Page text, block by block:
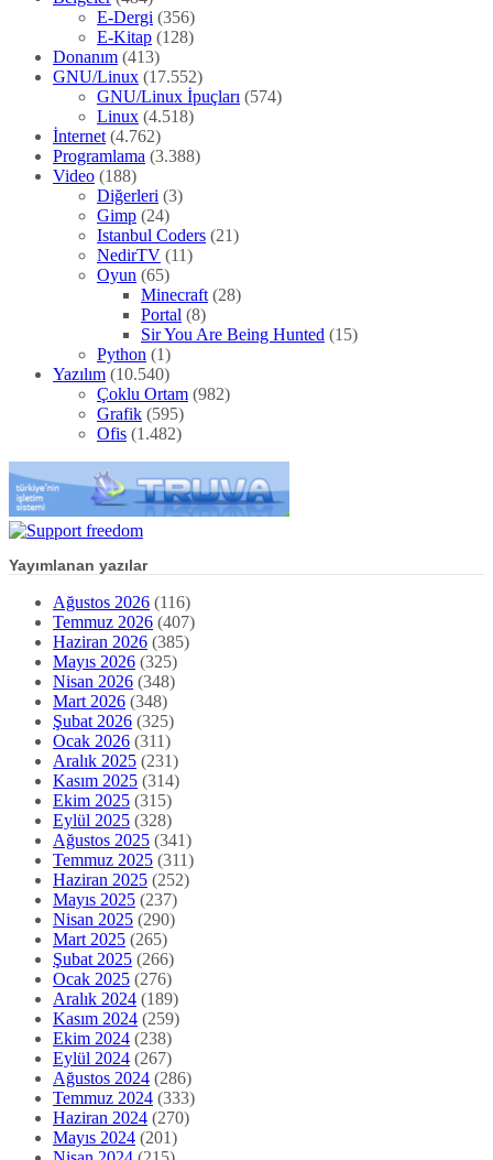
E-Dergi (356)
E-Kitap (128)
Donanım (413)
GNU/Linux (17.552)
GNU/Linux İpuçları (574)
Linux (4.518)
İnternet (4.762)
Programlama (3.388)
Video (188)
Diğerleri (3)
Gimp (24)
Istanbul Coders (21)
NedirTV (11)
Oyun (65)
Minecraft (28)
Portal (8)
Sir You Are Being Hunted (15)
Python (1)
Yazılım (10.540)
Çoklu Ortam (982)
Grafik (595)
Ofis (1.482)
Yayımlanan yazılar
Ağustos 2026 (116)
Temmuz 2026 (407)
Haziran 2026 (385)
Mayıs 2026 (325)
Nisan 2026 (348)
Mart 2026 (348)
Şubat 2026 (325)
Ocak 2026 (311)
Aralık 2025 (231)
Kasım 2025 (314)
Ekim 2025 (315)
Eylül 2025 (328)
Ağustos 2025 (341)
Temmuz 2025 (311)
Haziran 2025 (252)
Mayıs 2025 (237)
Nisan 2025 (290)
Mart 2025 (265)
Şubat 2025 (266)
Ocak 2025 (276)
Aralık 2024 (189)
Kasım 2024 (259)
Ekim 2024 (238)
Eylül 2024 (267)
Ağustos 2024 (286)
Temmuz 2024 (333)
Haziran 2024 (270)
Mayıs 2024 (201)